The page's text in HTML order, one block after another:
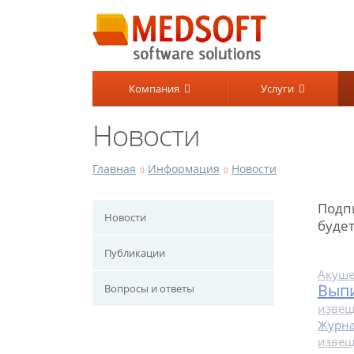
Компания Услуги
Новости
Главная Информация Новости
Новости
Публикации
Вопросы и ответы